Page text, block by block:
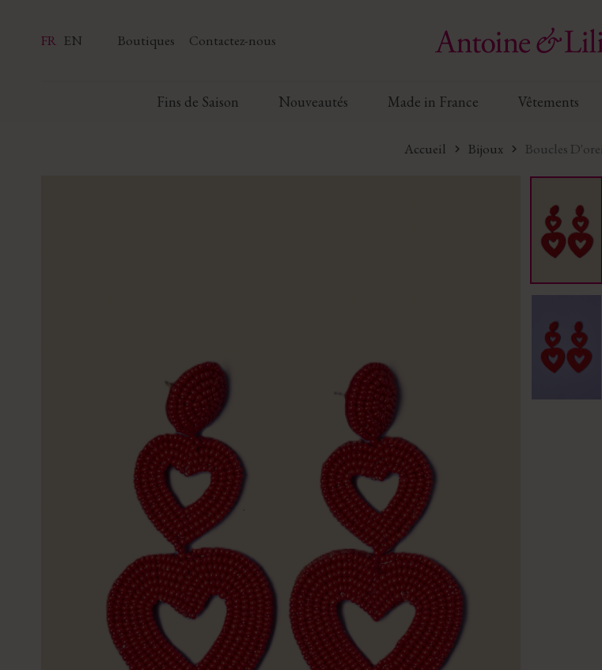
FR EN Boutiques Contactez-nous
Fins de Saison Nouveautés Made in France Vêtements
Accueil Bijoux Boucles